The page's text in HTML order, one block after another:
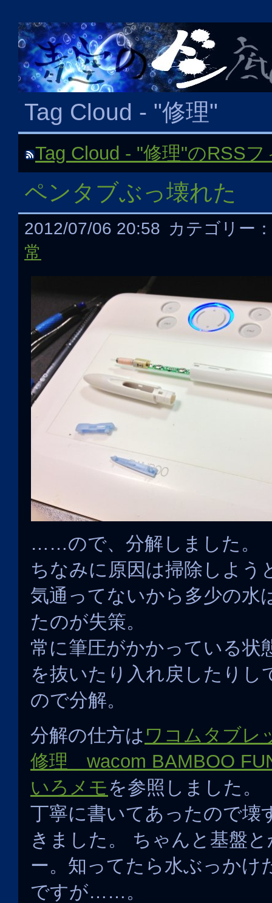
Tag Cloud - "修理"
Tag Cloud - "修理"のRSSフ
ペンタブぶっ壊れた
2012/07/06 20:58 カテゴリー：
常
……ので、分解しました。
ちなみに原因は掃除しよう
気通ってないから多少の水
たのが失策。
常に筆圧がかかっている状
を抜いたり入れ戻したりし
ので分解。
分解の仕方は ワコムタブ
修理 wacom BAMBOO
いろメモを参照しました。
丁寧に書いてあったので壊
きました。 ちゃんと基盤
ー。知ってたら水ぶっかけ
ですが……。